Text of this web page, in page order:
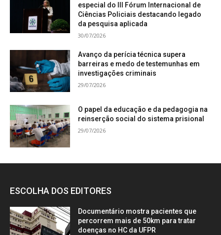
especial do III Fórum Internacional de
Ciências Policiais destacando legado
da pesquisa aplicada
30/07/2026
Avanço da perícia técnica supera
barreiras e medo de testemunhas em
investigações criminais
29/07/2026
O papel da educação e da pedagogia na
reinserção social do sistema prisional
29/07/2026
ESCOLHA DOS EDITORES
Documentário mostra pacientes que
percorrem mais de 50km para tratar
doenças no HC da UFPR